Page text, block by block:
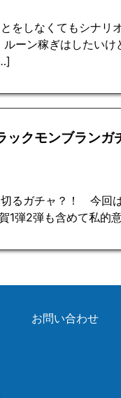
をしなくてもシナリ
ーン稼ぎはしたい
クモンブランガ
るガチャ？！ 今回
弾2弾も含めて私的
お問い合わせ